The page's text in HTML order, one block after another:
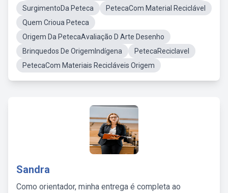
SurgimentoDa Peteca
PetecaCom Material Reciclável
Quem Crioua Peteca
Origem Da PetecaAvaliação D Arte Desenho
Brinquedos De OrigemIndígena
PetecaReciclavel
PetecaCom Materiais Recicláveis Origem
Sandra
Como orientador, minha entrega é completa ao